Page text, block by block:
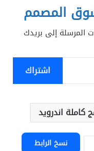
المصمم
المرسلة إلى بريدك
اشتراك
كاملة اندرويد
نسخ الرابط